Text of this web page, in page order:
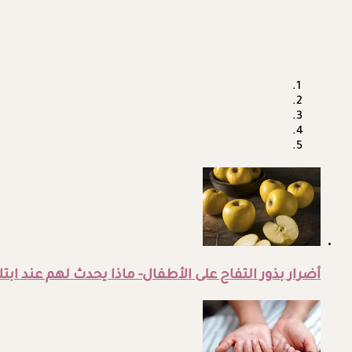
أضرار بذور التفاح على الأطفال- ماذا يحدث لهم عند